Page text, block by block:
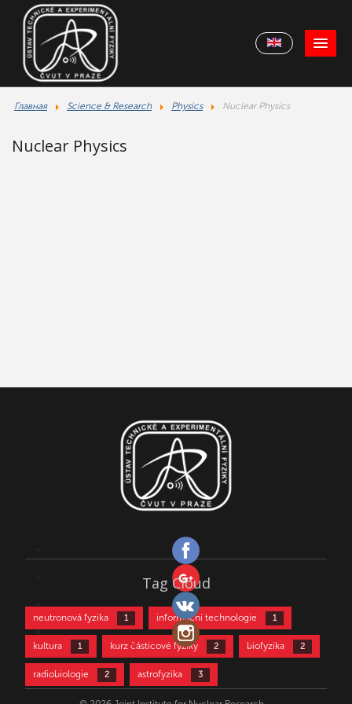
Главная Science & Research Physics Nuclear Physics
Nuclear Physics
Tag Cloud
neutronová fyzika 1 informační technologie 1
kultura 1 kurz částicové fyziky 2 biofyzika 2
radiobiologie 2 astrofyzika 3